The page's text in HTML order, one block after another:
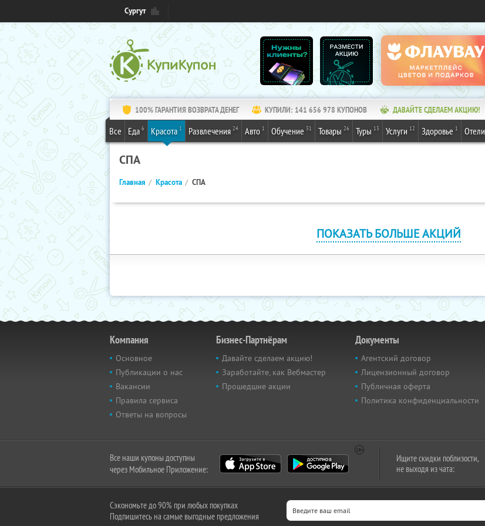
Сургут
100% ГАРАНТИЯ ВОЗВРАТА ДЕНЕГ КУПИЛИ: 141 656 978 КУПОНОВ ДАВАЙТЕ СДЕЛАЕМ АКЦИЮ!
Все Еда 6 Красота 1 Развлечения 24 Авто 1 Обучение 31 Товары 26 Туры 13 Услуги 12 Здоровье 1 Отели
СПА
Главная Красота СПА
ПОКАЗАТЬ БОЛЬШЕ АКЦИЙ
Компания
Основное
Публикации о нас
Вакансии
Правила сервиса
Ответы на вопросы
Бизнес-Партнёрам
Давайте сделаем акцию!
Заработайте, как Вебмастер
Прошедшие акции
Документы
Агентский договор
Лицензионный договор
Публичная оферта
Политика конфиденциальности
Все наши купоны доступны
через Мобильное Приложение:
Ищите скидки поблизости,
не выходя из чата:
Сэкономьте до 90% при любых покупках
Подпишитесь на самые выгодные предложения